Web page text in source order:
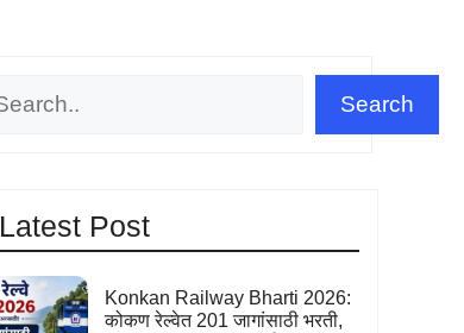
Search
Latest Post
Konkan Railway Bharti 2026:
कोकण रेल्वेत 201 जागांसाठी भरती,